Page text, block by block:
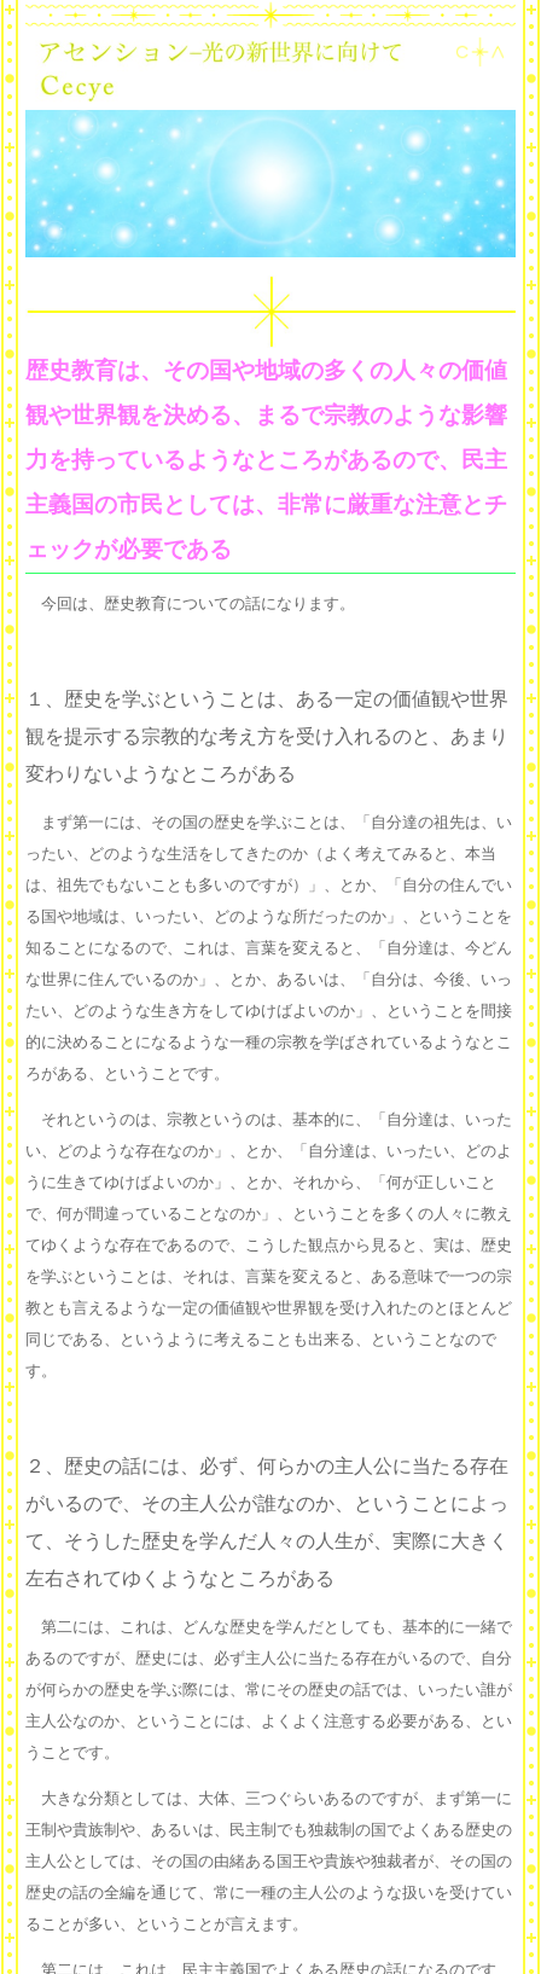
歴史教育は、その国や地域の多くの人々の価値
観や世界観を決める、まるで宗教のような影響
力を持っているようなところがあるので、民主
主義国の市民としては、非常に厳重な注意とチ
ェックが必要である
今回は、歴史教育についての話になります。
１、歴史を学ぶということは、ある一定の価値観や世界
観を提示する宗教的な考え方を受け入れるのと、あまり
変わりないようなところがある
まず第一には、その国の歴史を学ぶことは、「自分達の祖先は、い
ったい、どのような生活をしてきたのか（よく考えてみると、本当
は、祖先でもないことも多いのですが）」、とか、「自分の住んでい
る国や地域は、いったい、どのような所だったのか」、ということを
知ることになるので、これは、言葉を変えると、「自分達は、今どん
な世界に住んでいるのか」、とか、あるいは、「自分は、今後、いっ
たい、どのような生き方をしてゆけばよいのか」、ということを間接
的に決めることになるような一種の宗教を学ばされているようなとこ
ろがある、ということです。
それというのは、宗教というのは、基本的に、「自分達は、いった
い、どのような存在なのか」、とか、「自分達は、いったい、どのよ
うに生きてゆけばよいのか」、とか、それから、「何が正しいこと
で、何が間違っていることなのか」、ということを多くの人々に教え
てゆくような存在であるので、こうした観点から見ると、実は、歴史
を学ぶということは、それは、言葉を変えると、ある意味で一つの宗
教とも言えるような一定の価値観や世界観を受け入れたのとほとんど
同じである、というように考えることも出来る、ということなので
す。
２、歴史の話には、必ず、何らかの主人公に当たる存在
がいるので、その主人公が誰なのか、ということによっ
て、そうした歴史を学んだ人々の人生が、実際に大きく
左右されてゆくようなところがある
第二には、これは、どんな歴史を学んだとしても、基本的に一緒で
あるのですが、歴史には、必ず主人公に当たる存在がいるので、自分
が何らかの歴史を学ぶ際には、常にその歴史の話では、いったい誰が
主人公なのか、ということには、よくよく注意する必要がある、とい
うことです。
大きな分類としては、大体、三つぐらいあるのですが、まず第一に
王制や貴族制や、あるいは、民主制でも独裁制の国でよくある歴史の
主人公としては、その国の由緒ある国王や貴族や独裁者が、その国の
歴史の話の全編を通じて、常に一種の主人公のような扱いを受けてい
ることが多い、ということが言えます。
第二には、これは、民主主義国でよくある歴史の話になるのです